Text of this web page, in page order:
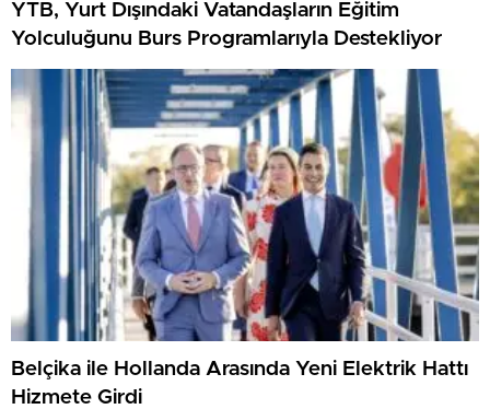
YTB, Yurt Dışındaki Vatandaşların Eğitim
Yolculuğunu Burs Programlarıyla Destekliyor
Belçika ile Hollanda Arasında Yeni Elektrik Hattı
Hizmete Girdi